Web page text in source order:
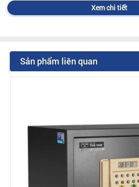
Xem chi tiết
Sản phẩm liên quan